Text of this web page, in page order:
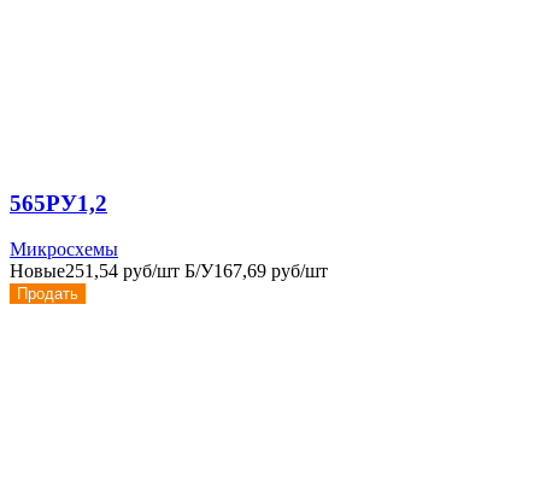
565РУ1,2
Микросхемы
Новые251,54 руб/шт Б/У167,69 руб/шт
Продать